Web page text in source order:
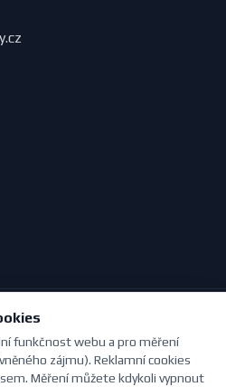
Všechna práva vyhrazena.
divadla | Vytvořil Pavel Jirouš
funkčnost webu a pro měření
zájmu). Reklamní cookies
Měření můžete kdykoli vypnout